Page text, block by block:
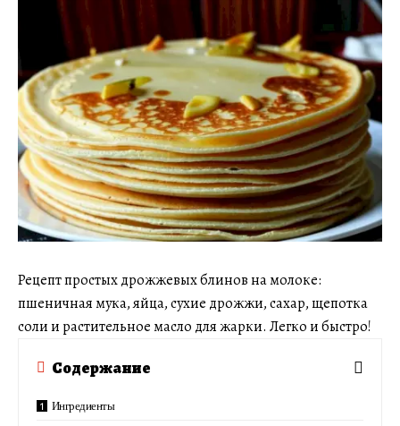
Рецепт простых дрожжевых блинов на молоке:
пшеничная мука, яйца, сухие дрожжи, сахар, щепотка
соли и растительное масло для жарки. Легко и быстро!
Содержание
Ингредиенты